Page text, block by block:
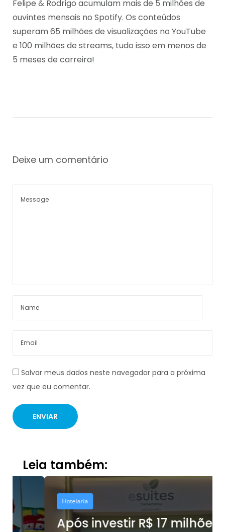
Felipe & Rodrigo acumulam mais de 5 milhões de
ouvintes mensais no Spotify. Os conteúdos
superam 65 milhões de visualizações no YouTube
e 100 milhões de streams, tudo isso em menos de
5 meses de carreira!
Deixe um comentário
Salvar meus dados neste navegador para a próxima
vez que eu comentar.
Leia também:
Após investir R$ 17 milhões,